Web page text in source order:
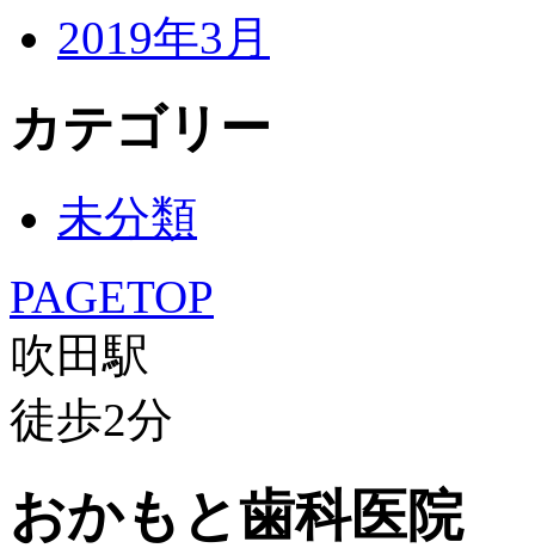
2019年3月
カテゴリー
未分類
PAGETOP
吹田駅
徒歩2分
おかもと歯科医院